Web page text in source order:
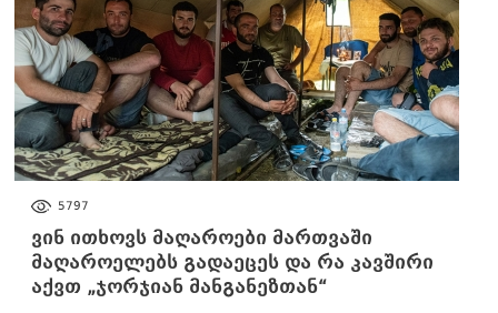
5797
ვინ ითხოვს მაღაროები მართვაში
მაღაროელებს გადაეცეს და რა კავშირი
აქვთ „ჯორჯიან მანგანეზთან“